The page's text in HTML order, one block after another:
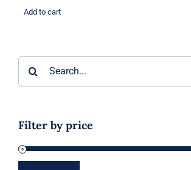
Add to cart
nach:
Filter by price